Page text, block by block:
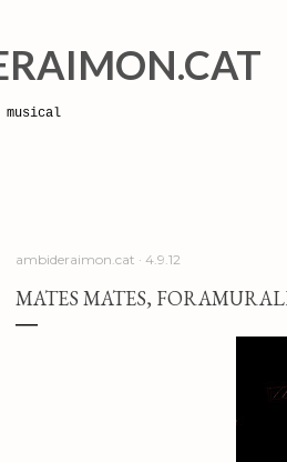
ambideraimon.cat 4.9.12
MATES MATES,